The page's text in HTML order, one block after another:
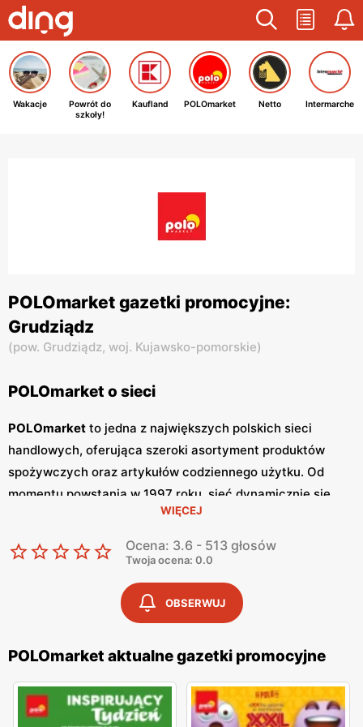
Wakacje
Powrót do
szkoły!
Kaufland POLOmarket Netto Intermarche
POLOmarket gazetki promocyjne:
Grudziądz
(pow. Grudziądz, woj. Kujawsko-pomorskie)
POLOmarket o sieci
POLOmarket to jedna z największych polskich sieci
handlowych, oferująca szeroki asortyment produktów
spożywczych oraz artykułów codziennego użytku. Od
momentu powstania w 1997 roku, sieć dynamicznie się
rozwija, zdobywając zaufanie klientów dzięki wysokiej
jakości produktom oraz konkurencyjnym cenom.
POLOmarketstawia na polskość, współpracując z
lokalnymi dostawcami i producentami, co przekłada się na
świeżość i jakość oferowanych towarów. Jednym z
kluczowych narzędzi marketingowych
regularnie wydawane
gazetki promocyjne
. Sieć publikuje
co tydzień, co pozwala klientom być na bieżąco z
najnowszymipromocjamii okazjami. Wgazetkach
znajdują się informacje o obniżkach cen na wybrane
WIĘCEJ
Ocena: 3.6 - 513 głosów
Twoja ocena: 0.0
OBSERWUJ
POLOmarket aktualne gazetki promocyjne